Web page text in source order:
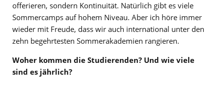
offerieren, sondern Kontinuität. Natürlich gibt es viele
Sommercamps auf hohem Niveau. Aber ich höre immer
wieder mit Freude, dass wir auch international unter den
zehn begehrtesten Sommerakademien rangieren.
Woher kommen die Studierenden? Und wie viele
sind es jährlich?